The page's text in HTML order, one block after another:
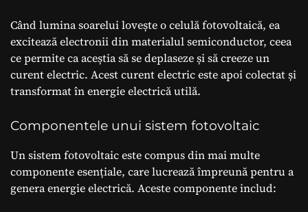
Când lumina soarelui lovește o celulă fotovoltaică, ea
excitează electronii din materialul semiconductor, ceea
ce permite ca aceștia să se deplaseze și să creeze un
curent electric. Acest curent electric este apoi colectat și
transformat în energie electrică utilă.
Componentele unui sistem fotovoltaic
Un sistem fotovoltaic este compus din mai multe
componente esențiale, care lucrează împreună pentru a
genera energie electrică. Aceste componente includ: